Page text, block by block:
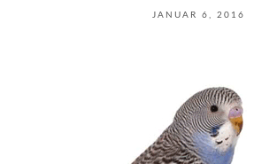
JANUAR 6, 2016